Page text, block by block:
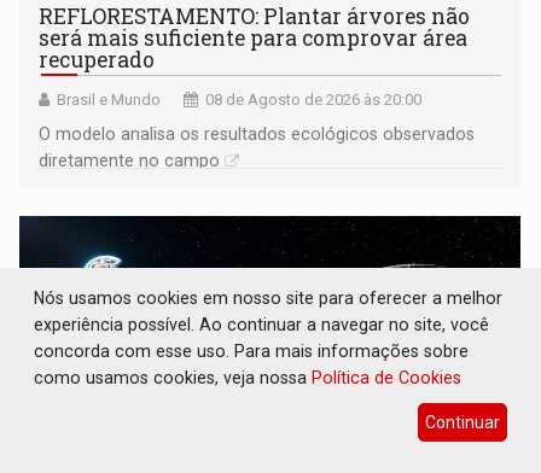
REFLORESTAMENTO: Plantar árvores não
será mais suficiente para comprovar área
recuperado
Brasil e Mundo 08 de Agosto de 2026 às 20:00
O modelo analisa os resultados ecológicos observados
diretamente no campo
Nós usamos cookies em nosso site para oferecer a melhor
experiência possível. Ao continuar a navegar no site, você
concorda com esse uso. Para mais informações sobre
como usamos cookies, veja nossa Política de Cookies
Continuar